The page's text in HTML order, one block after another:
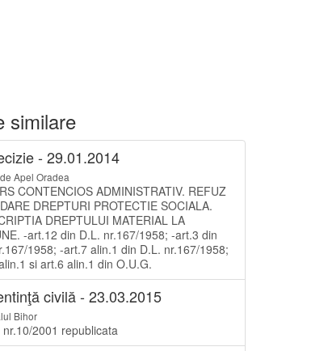
similare
- 29.01.2014
Apel Oradea
CONTENCIOS ADMINISTRATIV. REFUZ
DREPTURI PROTECTIE SOCIALA.
DREPTULUI MATERIAL LA
-art.12 din D.L. nr.167/1958; -art.3 din
1958; -art.7 alin.1 din D.L. nr.167/1958;
si art.6 alin.1 din O.U.G.
civilă - 23.03.2015
Bihor
nr.10/2001 republicata